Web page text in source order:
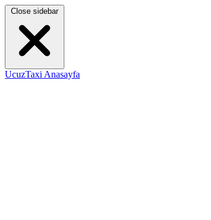
Close sidebar
UcuzTaxi Anasayfa